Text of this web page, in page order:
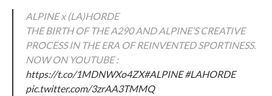
ALPINE x (LA)HORDE
THE BIRTH OF THE A290 AND ALPINE’S CREATIVE
PROCESS IN THE ERA OF REINVENTED SPORTINESS.
NOW ON YOUTUBE :
https://t.co/1MDNWXo4ZX#ALPINE #LAHORDE
pic.twitter.com/3zrAA3TMMQ